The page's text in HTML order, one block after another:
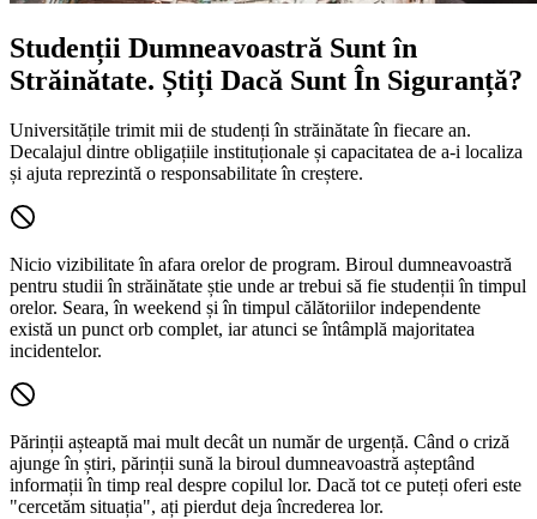
Studenții Dumneavoastră Sunt în
Străinătate. Știți Dacă Sunt În Siguranță?
Universitățile trimit mii de studenți în străinătate în fiecare an.
Decalajul dintre obligațiile instituționale și capacitatea de a-i localiza
și ajuta reprezintă o responsabilitate în creștere.
Nicio vizibilitate în afara orelor de program. Biroul dumneavoastră
pentru studii în străinătate știe unde ar trebui să fie studenții în timpul
orelor. Seara, în weekend și în timpul călătoriilor independente
există un punct orb complet, iar atunci se întâmplă majoritatea
incidentelor.
Părinții așteaptă mai mult decât un număr de urgență. Când o criză
ajunge în știri, părinții sună la biroul dumneavoastră așteptând
informații în timp real despre copilul lor. Dacă tot ce puteți oferi este
"cercetăm situația", ați pierdut deja încrederea lor.